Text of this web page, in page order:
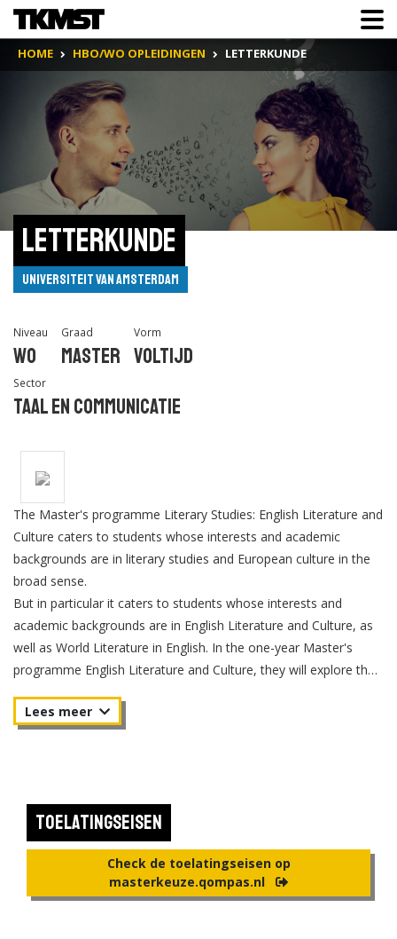
HOME HBO/WO OPLEIDINGEN LETTERKUNDE
Letterkunde
Universiteit van Amsterdam
Niveau
Wo
Graad
Master
Vorm
Voltijd
Sector
Taal en Communicatie
The Master's programme Literary Studies: English Literature and
Culture caters to students whose interests and academic
backgrounds are in literary studies and European culture in the
broad sense.
But in particular it caters to students whose interests and
academic backgrounds are in English Literature and Culture, as
well as World Literature in English. In the one-year Master's
programme English Literature and Culture, they will explore the
relationship with other media, while engaging key issues of
cultural objects, such as films, digital media and the visual arts.
Toelatingseisen
Check de toelatingseisen op
masterkeuze.qompas.nl